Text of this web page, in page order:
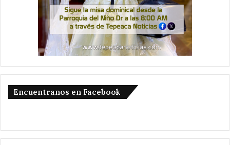
Encuentranos en Facebook